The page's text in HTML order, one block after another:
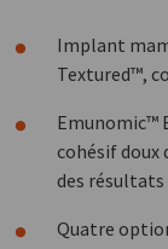
Implant
Textured™,
Emunomic™
cohésif doux
des
Quatre